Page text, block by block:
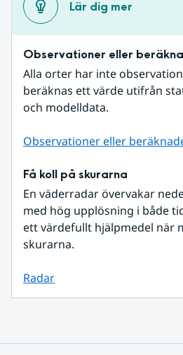
Lär dig mer
Observationer eller
Alla orter har inte
beräknas ett värde utifrån
och modelldata.
Observationer eller
Få koll på skurarna
En väderradar övervakar
med hög upplösning i både
ett värdefullt hjälpmedel när
skurarna.
Radar